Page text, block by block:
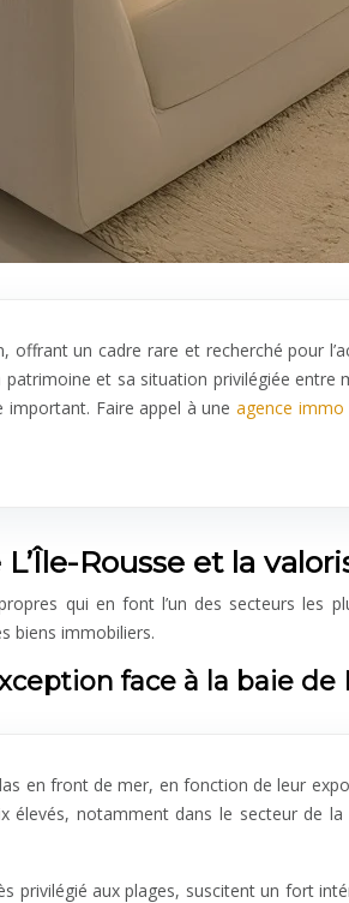
offrant un cadre rare et recherché pour
et sa situation privilégiée
important. Faire appel à uneagence immo
Rousse et la
qui en font l’un des secteurs les
biens immobiliers.
face à la baie de
en front de mer, en fonction de leur
notamment dans le secteur de
privilégié aux plages, suscitent un fort